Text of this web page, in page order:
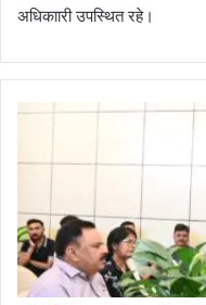
अधिकाारी उपस्थित रहे।
कै
ने
त्री
ग
णे
श